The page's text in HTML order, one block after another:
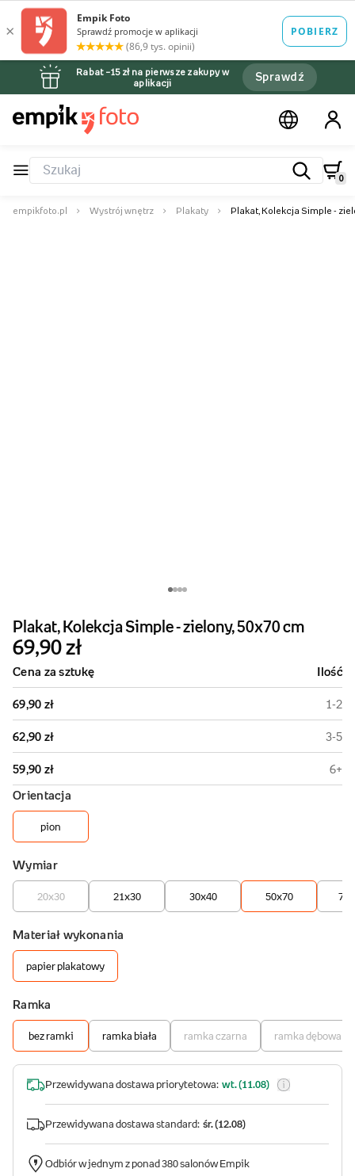
Rabat –15 zł na pierwsze zakupy w
aplikacji
Sprawdź
0
empikfoto.pl Wystrój wnętrz Plakaty Plakat, Kolekcja Simple -